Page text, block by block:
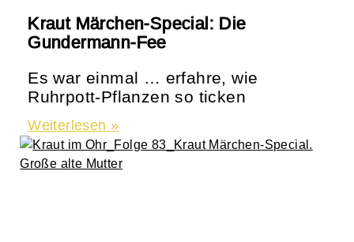
Kraut Märchen-Special: Die
Gundermann-Fee
Es war einmal … erfahre, wie
Ruhrpott-Pflanzen so ticken
Weiterlesen »